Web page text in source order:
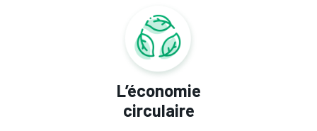
L’économie
circulaire